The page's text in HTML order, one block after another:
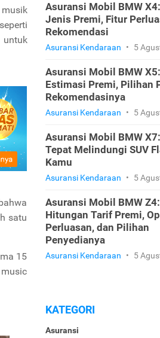
satu
15
Asuransi Mobil BMW
Jenis Premi, Fitur
Rekomendasi
Asuransi Kendaraan • 5
Asuransi Mobil BMW X5:
Estimasi Premi, Pilihan
Rekomendasinya
Asuransi Kendaraan • 5
Asuransi Mobil BMW
Tepat Melindungi SUV
Kamu
Asuransi Kendaraan • 5
Asuransi Mobil BMW Z4:
Hitungan Tarif Premi,
Perluasan, dan Pilihan
Penyedianya
Asuransi Kendaraan • 5
KATEGORI
Asuransi